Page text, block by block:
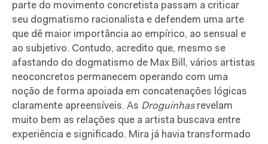
parte do movimento concretista passam a criticar
seu dogmatismo racionalista e defendem uma arte
que dê maior importância ao empírico, ao sensual e
ao subjetivo. Contudo, acredito que, mesmo se
afastando do dogmatismo de Max Bill, vários artistas
neoconcretos permanecem operando com uma
noção de forma apoiada em concatenações lógicas
claramente apreensíveis. As Droguinhasrevelam
muito bem as relações que a artista buscava entre
experiência e significado. Mira já havia transformado